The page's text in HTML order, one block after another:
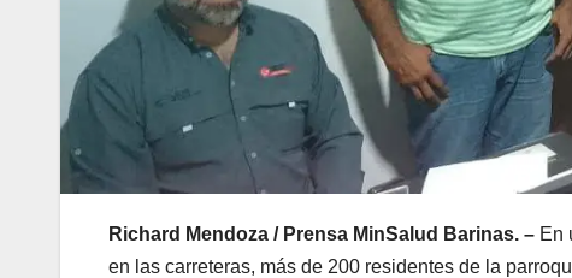
Richard Mendoza / Prensa MinSalud Barinas. – En
en las carreteras, más de 200 residentes de la